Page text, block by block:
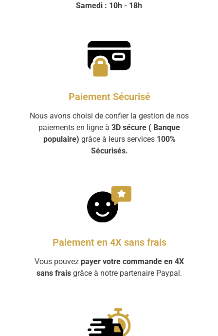
Samedi : 10h - 18h
Paiement Sécurisé
Nous avons choisi de confier la gestion de nos
paiements en ligne à 3D sécure ( Banque
populaire) grâce à leurs services 100%
Sécurisés.
Paiement en 4X sans frais
Vous pouvez payer votre commande en 4X
sans frais grâce à notre partenaire Paypal.